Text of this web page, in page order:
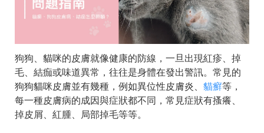
狗狗、貓咪的皮膚就像健康的防線，一旦出現紅疹、掉
毛、結痂或味道異常，往往是身體在發出警訊。常見的
狗狗貓咪皮膚並有幾種，例如異位性皮膚炎、 貓癬等，
每一種皮膚病的成因與症狀都不同，常見症狀有搔癢、
掉皮屑、紅腫、局部掉毛等等。